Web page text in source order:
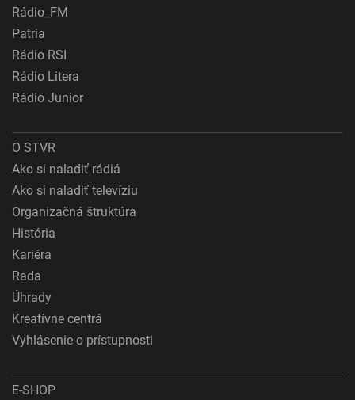
Rádio_FM
Patria
Rádio RSI
Rádio Litera
Rádio Junior
O STVR
Ako si naladiť rádiá
Ako si naladiť televíziu
Organizačná štruktúra
História
Kariéra
Rada
Úhrady
Kreatívne centrá
Vyhlásenie o prístupnosti
E-SHOP